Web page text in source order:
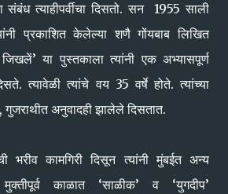
संबंध त्याहीपर्वीचा दिसतो. सन 1955 साली
प्रकाशित केलेल्या शणै गोंयबाब लिखित
या पुस्तकाला त्यांनी एक अभ्यासपूर्ण
त्यावेळी त्यांचे वय 35 वर्षे होते. त्यांच्या
गुजराथीत अनुवादही झालेले दिसतात.
भरीव कामगिरी दिसून त्यांनी मुंबईत अन्य
मुक्तीपूर्व काळात ‘साळीक’ व ‘युगदीप’